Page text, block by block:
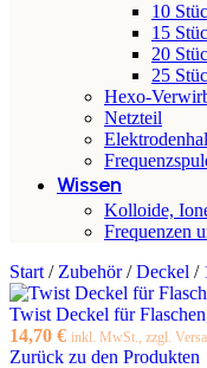
10
15
20
25
Hexo-
Netzteil
Wissen
Kolloide,
Frequenzen
Start / Zubehör/ Deckel /
Twist Deckel für
14,70 € inkl. MwSt., zzgl.
Zurück zu den Produkten